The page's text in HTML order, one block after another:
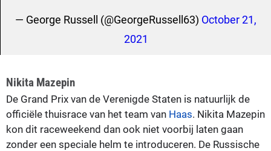
— George Russell (@GeorgeRussell63) October 21,
2021
Nikita Mazepin
De Grand Prix van de Verenigde Staten is natuurlijk de
officiële thuisrace van het team van Haas. Nikita Mazepin
kon dit raceweekend dan ook niet voorbij laten gaan
zonder een speciale helm te introduceren. De Russische